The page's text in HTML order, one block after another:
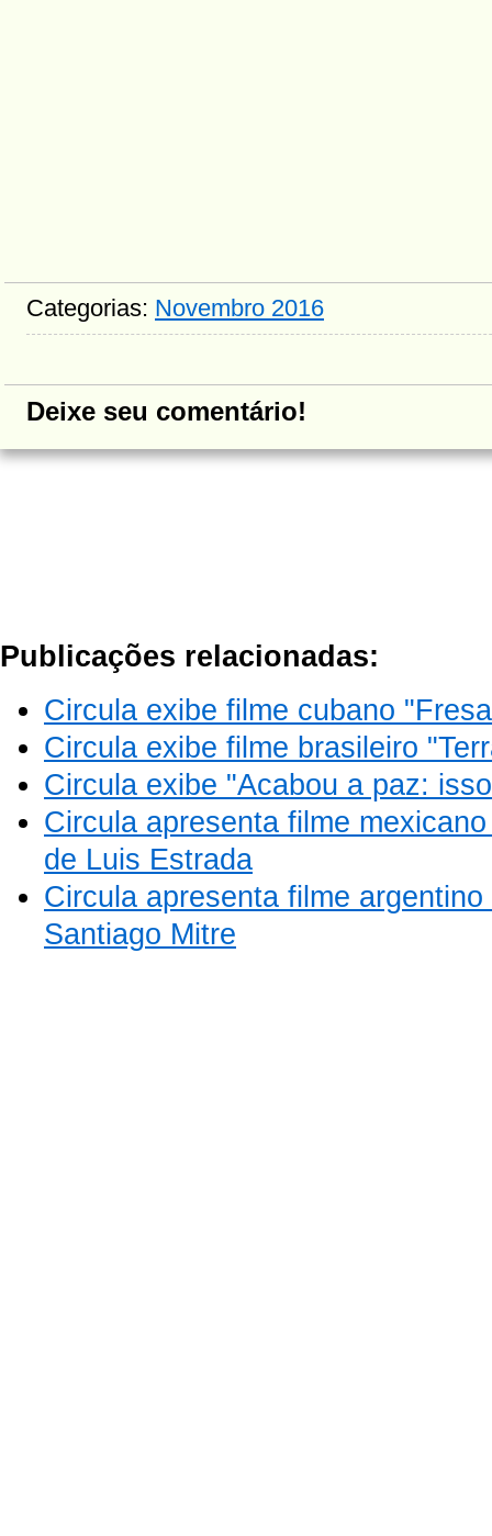
Categorias: Novembro 2016
Deixe seu comentário!
Publicações relacionadas:
Circula exibe filme cubano
Circula exibe filme brasileiro
Circula exibe "Acabou a paz:
Circula apresenta filme
de Luis Estrada
Circula apresenta filme
Santiago Mitre